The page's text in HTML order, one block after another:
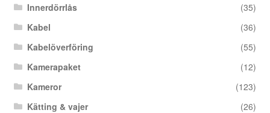
Innerdörrlås
(35)
Kabel
(36)
Kabelöverföring
(55)
Kamerapaket
(12)
Kameror
(123)
Kätting & vajer
(26)